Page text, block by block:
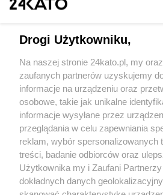
Wydawca mediówlokalnych
Drogi Użytkowniku,
Na naszej stronie 24kato.pl, my
zaufanych partnerów uzyskujemy
informacje na urządzeniu oraz
osobowe, takie jak unikalne
informacje wysyłane przez
przeglądania w celu zapewniania
reklam, wybór spersonalizowanych
treści, badanie odbiorców oraz
Użytkownika my i Zaufani
dokładnych danych